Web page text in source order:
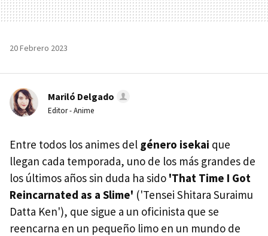
20 Febrero 2023
Mariló Delgado
Editor - Anime
Entre todos los animes del género isekai que
llegan cada temporada, uno de los más grandes de
los últimos años sin duda ha sido 'That Time I Got
Reincarnated as a Slime' ('Tensei Shitara Suraimu
Datta Ken'), que sigue a un oficinista que se
reencarna en un pequeño limo en un mundo de